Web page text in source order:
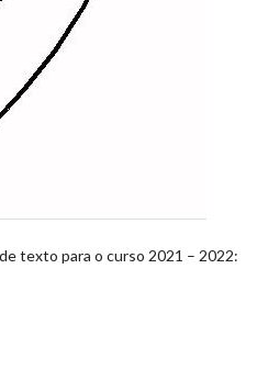
texto para o curso 2021 – 2022: